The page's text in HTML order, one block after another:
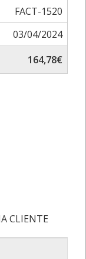
FACT-1520
03/04/2024
164,78€
CLIENTE